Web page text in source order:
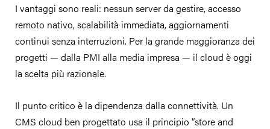
I vantaggi sono reali: nessun server da gestire, accesso
remoto nativo, scalabilità immediata, aggiornamenti
continui senza interruzioni. Per la grande maggioranza dei
progetti — dalla PMI alla media impresa — il cloud è oggi
la scelta più razionale.
Il punto critico è la dipendenza dalla connettività. Un
CMS cloud ben progettato usa il principio “store and